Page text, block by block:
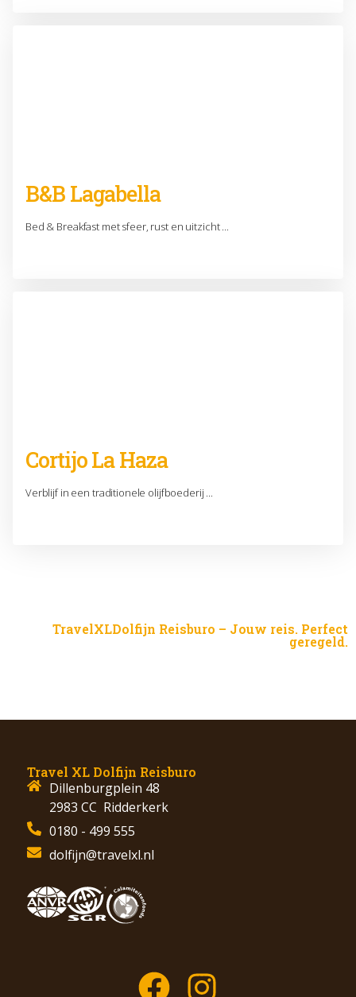
B&B Lagabella
Bed & Breakfast met sfeer, rust en uitzicht ...
Cortijo La Haza
Verblijf in een traditionele olijfboederij ...
TravelXLDolfijn Reisburo – Jouw reis. Perfect
geregeld.
Travel XL Dolfijn Reisburo
Dillenburgplein 48
2983 CC Ridderkerk
0180 - 499 555
dolfijn@travelxl.nl